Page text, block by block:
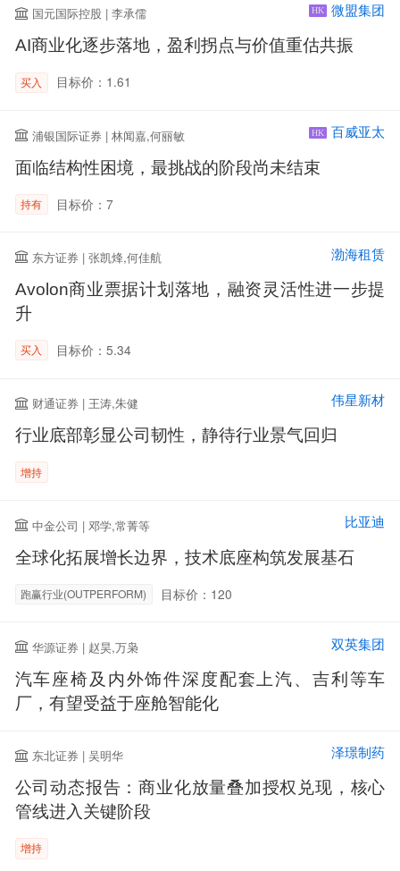
国元国际控股 | 李承儒 HK 微盟集团
AI商业化逐步落地，盈利拐点与价值重估共振
买入 目标价：1.61
浦银国际证券 | 林闻嘉,何丽敏 HK 百威亚太
面临结构性困境，最挑战的阶段尚未结束
持有 目标价：7
东方证券 | 张凯烽,何佳航 渤海租赁
Avolon商业票据计划落地，融资灵活性进一步提
升
买入 目标价：5.34
财通证券 | 王涛,朱健 伟星新材
行业底部彰显公司韧性，静待行业景气回归
增持
中金公司 | 邓学,常菁等 比亚迪
全球化拓展增长边界，技术底座构筑发展基石
跑赢行业(OUTPERFORM) 目标价：120
华源证券 | 赵昊,万枭 双英集团
汽车座椅及内外饰件深度配套上汽、吉利等车
厂，有望受益于座舱智能化
东北证券 | 吴明华 泽璟制药
公司动态报告：商业化放量叠加授权兑现，核心
管线进入关键阶段
增持